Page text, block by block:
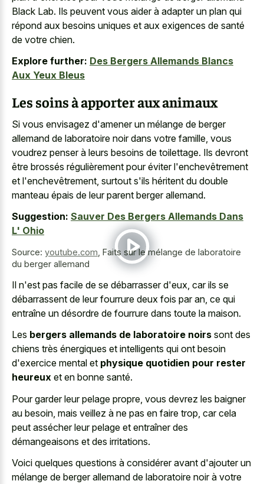
Black Lab. Ils peuvent vous aider à adapter un plan qui
répond aux besoins uniques et aux exigences de santé
de votre chien.
Explore further: Des Bergers Allemands Blancs
Aux Yeux Bleus
Les soins à apporter aux animaux
Si vous envisagez d'amener un mélange de berger
allemand de laboratoire noirdans votre famille, vous
voudrez penser à leurs besoins de toilettage. Ils devront
être brossés régulièrement pour éviter l'enchevêtrement
et l'enchevêtrement, surtout s'ils héritent du double
manteau épais de leur parent berger allemand.
Suggestion: Sauver Des Bergers Allemands Dans
L' Ohio
Source: youtube.com Faits sur le mélange de laboratoire
du berger allemand
Il n'est pas facile de se débarrasser d'eux, car ils se
débarrassent de leur fourrure deux fois par an, ce qui
entraîne un désordre de fourrure dans toute la maison.
Les bergers allemands de laboratoire noirs sont des
chiens très énergiques et intelligents qui ont besoin
d'exercice mental et physique quotidien pour rester
heureux et en bonne santé.
Pour garder leur pelage propre, vous devrez les baigner
au besoin, mais veillez à ne pas en faire trop, car cela
peut assécher leur pelage et entraîner des
démangeaisons et des irritations.
Voici quelques questions à considérer avant d'ajouter un
mélange de berger allemand de laboratoire noir à votre